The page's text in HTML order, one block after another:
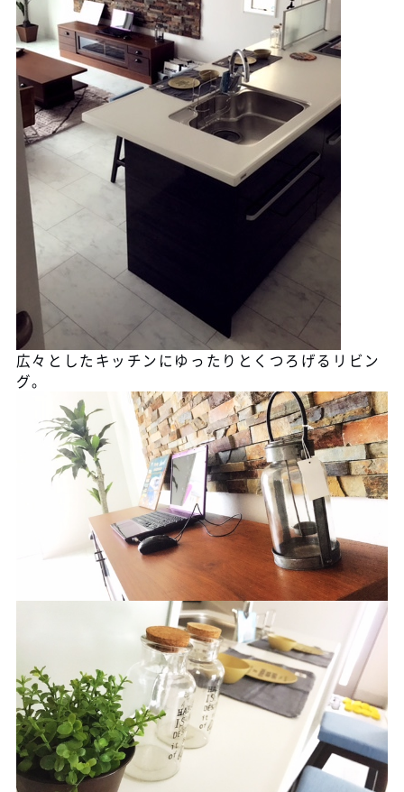
広々としたキッチンにゆったりとくつろげるリビン
グ。